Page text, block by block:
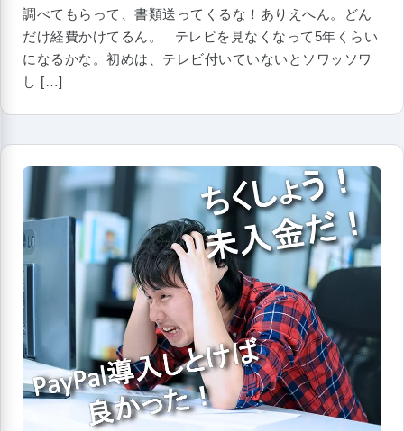
調べてもらって、書類送ってくるな！ありえへん。どん
だけ経費かけてるん。 テレビを見なくなって5年くらい
になるかな。初めは、テレビ付いていないとソワッソワ
し […]